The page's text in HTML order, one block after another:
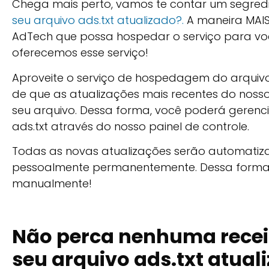
Chega mais perto, vamos te contar um
seu arquivo ads.txt atualizado?. A maneira
AdTech que possa hospedar o serviço para
oferecemos esse serviço!
Aproveite o serviço de hospedagem do
de que as atualizações mais recentes do
seu arquivo. Dessa forma, você poderá
ads.txt através do nosso painel de controle.
Todas as novas atualizações serão
pessoalmente permanentemente. Dessa
manualmente!
Não perca nenhuma
seu arquivo ads.txt